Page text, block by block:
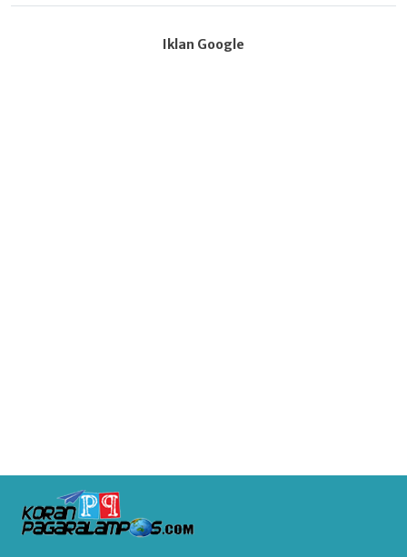
Iklan Google